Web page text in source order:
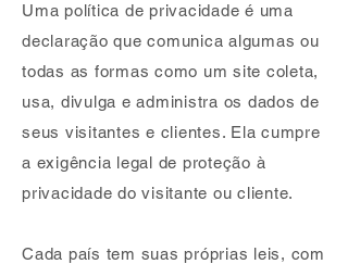
Uma política de privacidade é uma
declaração que comunica algumas ou
todas as formas como um site coleta,
usa, divulga e administra os dados de
seus visitantes e clientes. Ela cumpre
a exigência legal de proteção à
privacidade do visitante ou cliente.
Cada país tem suas próprias leis, com